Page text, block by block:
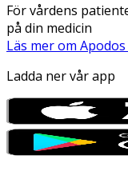
För vårdens
på din medicin
Läs mer om
Ladda ner vår app